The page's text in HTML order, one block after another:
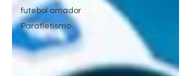
futebol amador
Paratletismo